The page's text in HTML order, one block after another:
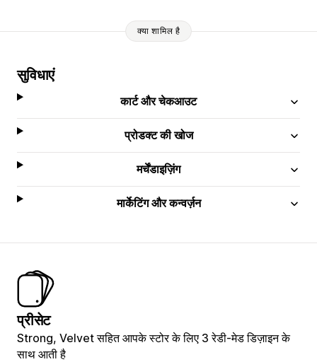
क्या शामिल है
सुविधाएं
कार्ट और चेकआउट
प्रोडक्ट की खोज
मर्चेंडाइज़िंग
मार्केटिंग और कन्वर्ज़न
प्रीसेट
Strong, Velvet सहित आपके स्टोर के लिए 3 रेडी-मेड डिज़ाइन के
साथ आती है